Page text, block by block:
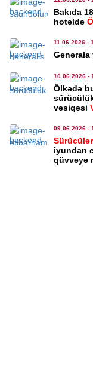
Oman sahillərində
04.08.2026
KRIMINAL
Cinayətdə şübhəli
Buzovnada
Bakıda
hoteldə
11.06.2026 -
Generala
10.06.2026 -
Ölkədə
vəsiqəsi
09.06.2026 -
iyundan
qüvvəyə